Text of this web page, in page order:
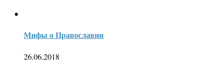
Мифы о Православии
26.06.2018